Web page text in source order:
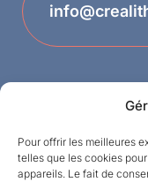
Pour offrir les meilleures
telles que les cookies
appareils. Le fait de